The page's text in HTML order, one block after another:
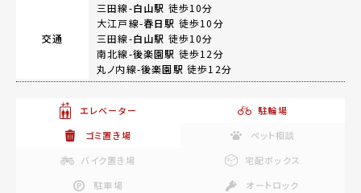
交通
三田線-白山駅 徒歩10分
大江戸線-春日駅 徒歩10分
三田線-白山駅 徒歩10分
南北線-後楽園駅 徒歩12分
丸ノ内線-後楽園駅 徒歩12分
エレベーター
駐輪場
ゴミ置き場
ペット相談
バイク置き場
宅配ボックス
駐車場
オートロック